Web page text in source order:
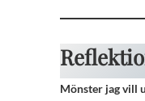
Mönster jag vill